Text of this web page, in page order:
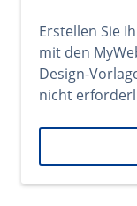
Erstellen Sie
mit den
Design-
nicht